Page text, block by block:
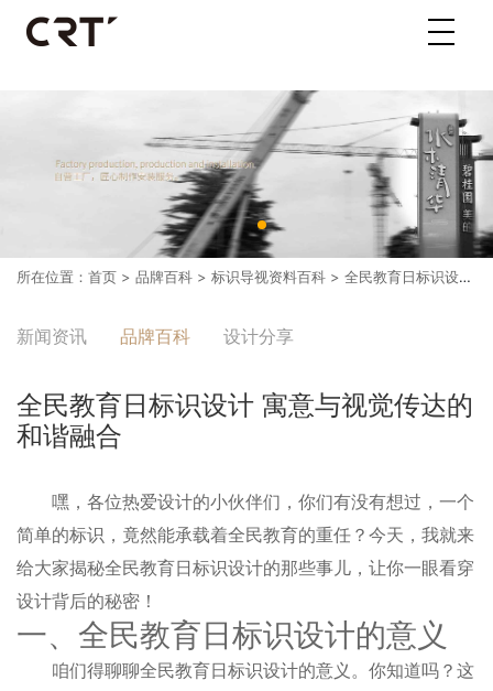
所在位置： 首页 > 品牌百科 > 标识导视资料百科 > 全民教育日标识设计 寓意与视觉传达的和谐融合
新闻资讯 品牌百科 设计分享
全民教育日标识设计 寓意与视觉传达的
和谐融合
嘿，各位热爱设计的小伙伴们，你们有没有想过，一个
简单的标识，竟然能承载着全民教育的重任？今天，我就来
给大家揭秘全民教育日标识设计的那些事儿，让你一眼看穿
设计背后的秘密！
一、全民教育日标识设计的意义
咱们得聊聊全民教育日标识设计的意义。你知道吗？这